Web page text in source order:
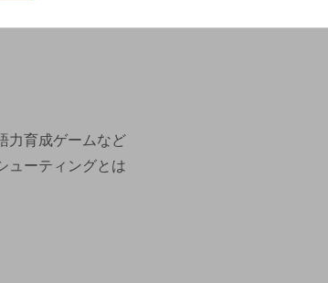
力育成ゲームなど
ューティングとは